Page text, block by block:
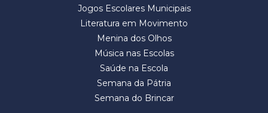
Jogos Escolares Municipais
Literatura em Movimento
Menina dos Olhos
Música nas Escolas
Saúde na Escola
Semana da Pátria
Semana do Brincar